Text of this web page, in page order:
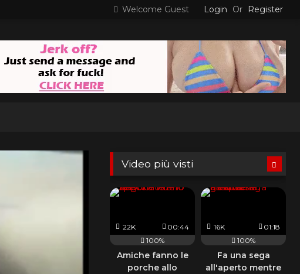
Welcome Guest Login Or
Register
Video più visti
22K
00:44
100%
Amiche fanno le
porche allo
16K
01:18
100%
Fa una sega
all'aperto mentre